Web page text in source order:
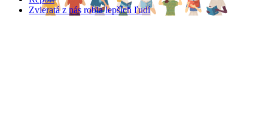
Zvieratá z nás robia lepších ľudí